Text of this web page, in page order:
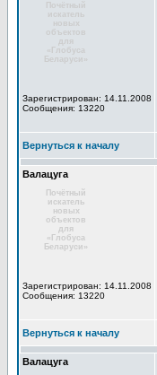
Почётный
искатель
новых
объектов
для
«Глобуса
Беларуси»
Зарегистрирован: 14.11.2008
Сообщения: 13220
Вернуться к началу
Валацуга
Почётный
искатель
новых
объектов
для
«Глобуса
Беларуси»
Зарегистрирован: 14.11.2008
Сообщения: 13220
Вернуться к началу
Валацуга